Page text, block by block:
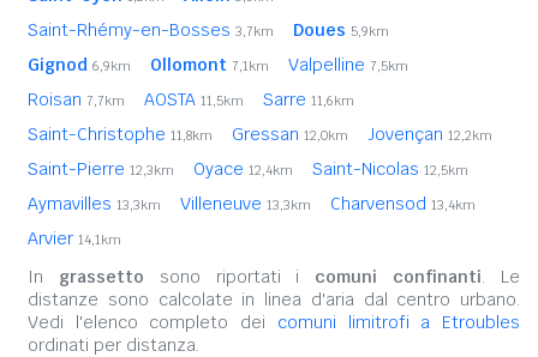
Saint-Rhémy-en-Bosses 3,7km Doues 5,9km
Gignod 6,9km Ollomont 7,1km Valpelline 7,5km
Roisan 7,7km AOSTA 11,5km Sarre 11,6km
Saint-Christophe 11,8km Gressan 12,0km Jovençan 12,2km
Saint-Pierre 12,3km Oyace 12,4km Saint-Nicolas 12,5km
Aymavilles 13,3km Villeneuve 13,3km Charvensod 13,4km
Arvier 14,1km
In grassetto sono riportati i comuni confinanti. Le
distanze sono calcolate in linea d'aria dal centro urbano.
Vedi l'elenco completo dei comuni limitrofi a Etroubles
ordinati per distanza.